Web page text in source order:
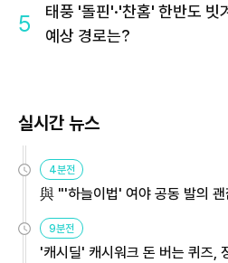
5
태풍 '돌핀'·'찬홈' 한반도 빗
예상 경로는?
실시간 뉴스
4분전
與 "'하늘이법' 여야 공동 발의
9분전
'캐시딜' 캐시워크 돈 버는 퀴즈,